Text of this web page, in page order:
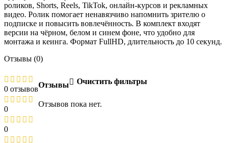
роликов, Shorts, Reels, TikTok, онлайн-курсов и рекламных
видео. Ролик помогает ненавязчиво напомнить зрителю о
подписке и повысить вовлечённость. В комплект входят
версии на чёрном, белом и синем фоне, что удобно для
монтажа и кеинга. Формат FullHD, длительность до 10 секунд.
Отзывы (0)
0 отзывов
0
0
Отзывы Очистить фильтры
Отзывов пока нет.